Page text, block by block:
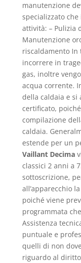
manutenzione
specializzato
attività: – Pulizia
Manutenzione
riscaldamento In
incorrere in
gas, inoltre
acqua corrente.
della caldaia e
certificato,
compilazione
caldaia.
estende per un
Vaillant Decima
classici 2 anni a
sottoscrizione,
all’apparecchio
poiché viene
programmata
Assistenza
puntuale e
quelli di non
riguardo al